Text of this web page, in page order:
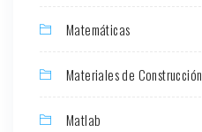
Matemáticas
Materiales de Construcción
Matlab